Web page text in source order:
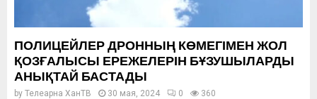
ПОЛИЦЕЙЛЕР ДРОННЫҢ КӨМЕГІМЕН ЖОЛ
ҚОЗҒАЛЫСЫ ЕРЕЖЕЛЕРІН БҰЗУШЫЛАРДЫ
АНЫҚТАЙ БАСТАДЫ
by Телеарна ХанТВ 30 мая, 2024 0 360